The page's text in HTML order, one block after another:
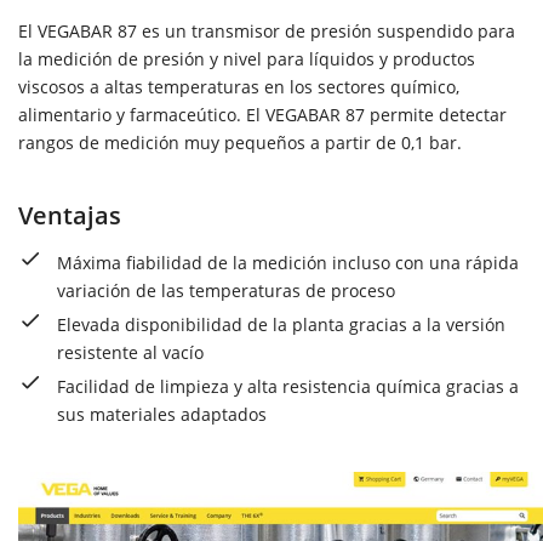
El VEGABAR 87 es un transmisor de presión suspendido para
la medición de presión y nivel para líquidos y productos
viscosos a altas temperaturas en los sectores químico,
alimentario y farmaceútico. El VEGABAR 87 permite detectar
rangos de medición muy pequeños a partir de 0,1 bar.
Ventajas
Máxima fiabilidad de la medición incluso con una rápida
variación de las temperaturas de proceso
Elevada disponibilidad de la planta gracias a la versión
resistente al vacío
Facilidad de limpieza y alta resistencia química gracias a
sus materiales adaptados